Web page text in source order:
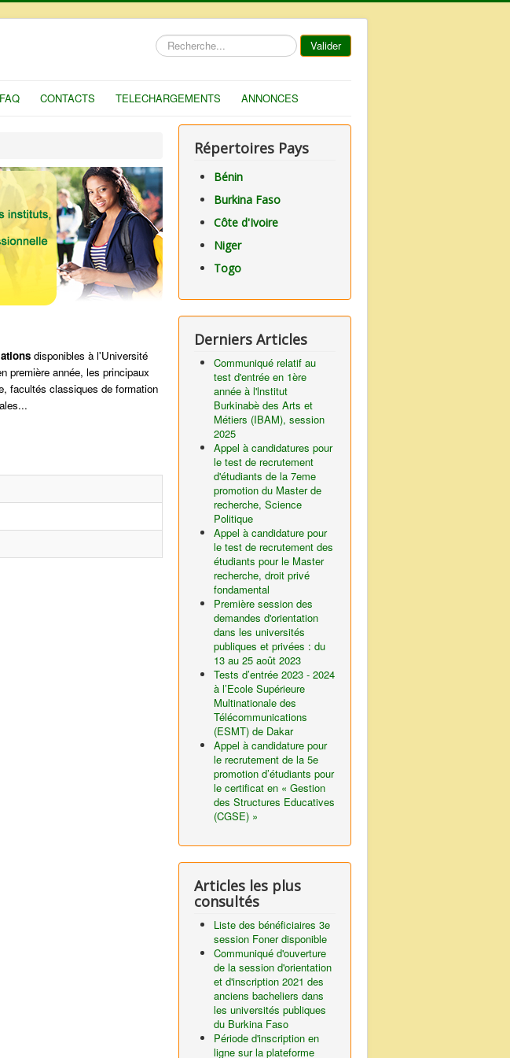
Rechercher Valider
FAQ CONTACTS TELECHARGEMENTS ANNONCES
disponibles à l'Université
première année, les principaux
facultés classiques de formation
Répertoires Pays
Bénin
Burkina Faso
Côte d'Ivoire
Niger
Togo
Derniers Articles
Communiqué relatif au
test d'entrée en 1ère
année à l'lnstitut
Burkinabè des Arts et
Métiers (IBAM), session
2025
Appel à candidatures pour
le test de recrutement
d'étudiants de la 7eme
promotion du Master de
recherche, Science
Politique
Appel à candidature pour
le test de recrutement des
étudiants pour le Master
recherche, droit privé
fondamental
Première session des
demandes d'orientation
dans les universités
publiques et privées : du
13 au 25 août 2023
Tests d’entrée 2023 - 2024
à l’Ecole Supérieure
Multinationale des
Télécommunications
(ESMT) de Dakar
Appel à candidature pour
le recrutement de la 5e
promotion d’étudiants pour
le certificat en « Gestion
des Structures Educatives
(CGSE) »
Articles les plus
consultés
Liste des bénéficiaires 3e
session Foner disponible
Communiqué d'ouverture
de la session d'orientation
et d'inscription 2021 des
anciens bacheliers dans
les universités publiques
du Burkina Faso
Période d'inscription en
ligne sur la plateforme